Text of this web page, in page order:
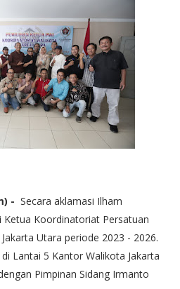
- Secara aklamasi Ilham
Koordinatoriat Persatuan
Utara periode 2023 - 2026.
Lantai 5 Kantor Walikota Jakarta
Pimpinan Sidang Irmanto